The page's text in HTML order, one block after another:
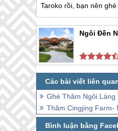
Taroko rồi, bạn nên
Ngôi Đền
Ghé Thăm Ngôi
Thăm Cingjing Farm-